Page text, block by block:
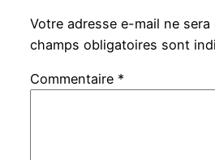
Votre adresse e-mail ne sera
champs obligatoires sont
Commentaire *